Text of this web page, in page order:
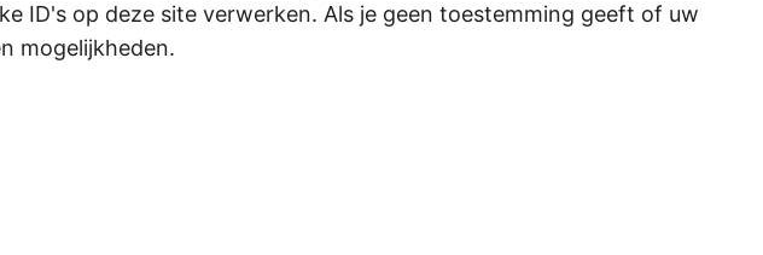
ID's op deze site verwerken. Als je geen toestemming geeft of uw
mogelijkheden.